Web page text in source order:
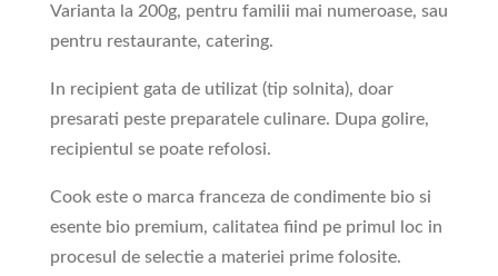
Varianta la 200g, pentru familii mai numeroase, sau
pentru restaurante, catering.
In recipient gata de utilizat (tip solnita), doar
presarati peste preparatele culinare. Dupa golire,
recipientul se poate refolosi.
Cook este o marca franceza de condimente bio si
esente bio premium, calitatea fiind pe primul loc in
procesul de selectie a materiei prime folosite.